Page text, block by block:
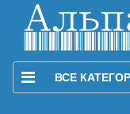
ВСЕ